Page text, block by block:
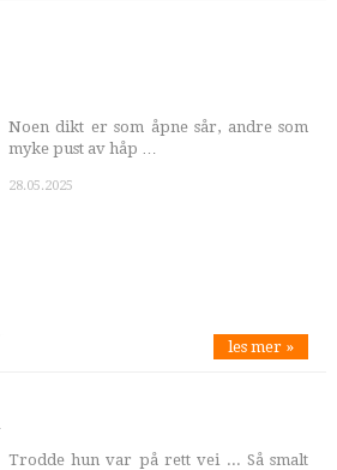
Noen dikt er som åpne sår, andre som
myke pust av håp …
28.05.2025
les mer »
Trodde hun var på rett vei ... Så smalt